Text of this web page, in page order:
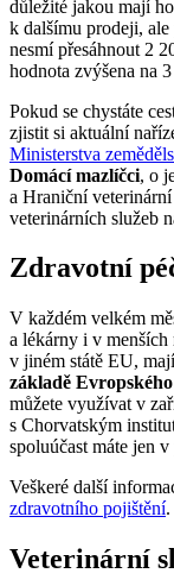
důležité jakou mají
k dalšímu prodeji,
nesmí přesáhnout 2
hodnota zvýšena na
Pokud se chystáte
zjistit si aktuální
Ministerstva
Domácí mazlíčci, o
a Hraniční
veterinárních služeb
Zdravotní
V každém velkém
a lékárny i v
v jiném státě EU,
základě
můžete využívat v
s Chorvatským
spoluúčast máte jen
Veškeré další
zdravotního pojištění.
Veterinární